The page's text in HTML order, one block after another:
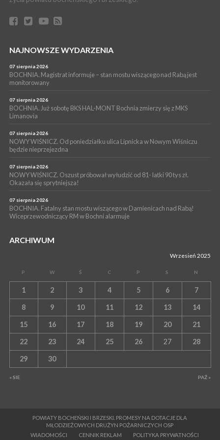
WYDARZENIA
06 sierpnia 2026
BORZĘCIN. Już w najbliższy weekend XIX Borzęckie Święto
PIELGRZYMKA 2026
Z BOCHNI NA JASNĄ GÓRĘ. Drugi dzień wędrówki [ZDJĘCIA]
WYDARZENIA
NASZ NEWS. Powstał Komitet Ochrony Ładu
Przestrzennego Miasta Bochnia. To odpowiedź na działania
magistratu
NAJNOWSZE WYDARZENIA
07 sierpnia 2026
BOCHNIA. Magistrat informuje – stan mostu wiszącego nad Rabą jest
monitorowany
07 sierpnia 2026
BOCHNIA. Już sobotę BKS HAL-MONT Bochnia zmierzy się z MKS
Limanovia
07 sierpnia 2026
NOWY WIŚNICZ. Od poniedziałku ulica Lipnicka w Nowym Wiśniczu
będzie nieprzejezdna
07 sierpnia 2026
NOWY WIŚNICZ. Oszust próbował wyłudzić od 81- latki 90 tys zł.
Okazała się sprytniejsza!
07 sierpnia 2026
BOCHNIA. Fatalny stan mostu wiszącego w Damienicach nad Rabą!
Wiceprzewodniczący RM w Bochni alarmuje
ARCHIWUM
Wrzesień 2025
P W Ś C P S N
« SIE PAŹ »
1 2 3 4 5 6 7
8 9 10 11 12 13 14
15 16 17 18 19 20 21
22 23 24 25 26 27 28
29 30
POWIATY BOCHEŃSKI I BRZESKI. PROMESY NA DOTACJE DLA
MŁODZIEŻOWYCH DRUŻYN POŻARNICZYCH OSP
WIADOMOŚCI
CENNIK REKLAM POLITYKA PRYWATNOŚCI